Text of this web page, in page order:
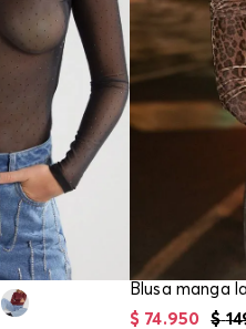
$
$ 74.950